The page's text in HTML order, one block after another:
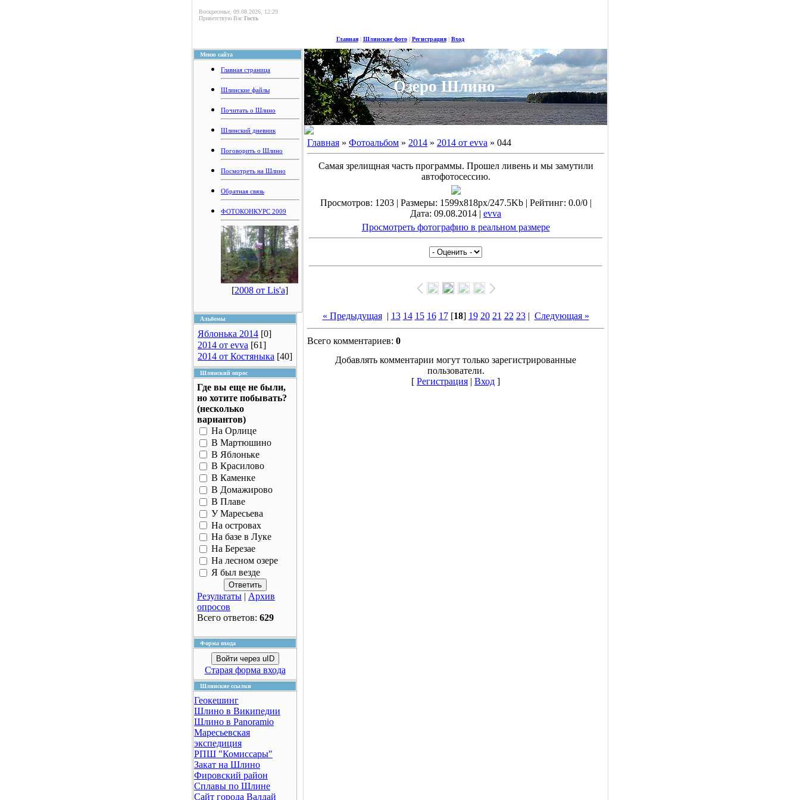
Воскресенье, 09.08.2026, 12:29
Приветствую Вас Гость
Главная| Шлинские фото| Регистрация| Вход
Меню сайта
Главная страница
Шлинские файлы
Почитать о Шлино
Шлинский дневник
Поговорить о Шлино
Посмотреть на Шлино
Обратная связь
ФОТОКОНКУРС 2009
[2008 от Lis'a]
Альбомы
Яблонька 2014 [0]
2014 от evva [61]
2014 от Костяныка [40]
Шлинский опрос
Где вы еще не были,
но хотите побывать?
(несколько
вариантов)
На Орлице
В Мартюшино
В Яблоньке
В Красилово
В Каменке
В Домажирово
В Плаве
У Маресьева
На островах
На базе в Луке
На Березае
На лесном озере
Я был везде
Результаты | Архив
опросов
Всего ответов: 629
Форма входа
Войти через uID
Старая форма входа
Шлинские ссылки
Геокешинг
Шлино в Википедии
Шлино в Panoramio
Маресьевская
экспедиция
РПШ "Комиссары"
Закат на Шлино
Фировский район
Сплавы по Шлине
Сайт города Валдай
Озеро Шлино
Главная » Фотоальбом » 2014 » 2014 от evva » 044
Самая зрелищная часть программы. Прошел ливень и мы замутили
автофотосессию.
Просмотров: 1203 | Размеры: 1599x818px/247.5Kb | Рейтинг: 0.0/0 |
Дата: 09.08.2014 | evva
Просмотреть фотографию в реальном размере
« Предыдущая| 13 14 15 16 17[18] 19 20 21 22 23| Следующая »
Всего комментариев: 0
Добавлять комментарии могут только зарегистрированные
пользователи.
[ Регистрация | Вход ]